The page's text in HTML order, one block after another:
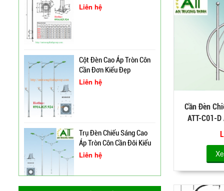
Liên hệ
Cột Đèn Cao Áp Tròn Côn
Cần Đơn Kiểu Đẹp
Liên hệ
Trụ Đèn Chiếu Sáng Cao
Áp Tròn Côn Cần Đôi Kiểu
K212
Liên hệ
Trụ Đèn Tín Hiệu Chớp
Vàng Năng Lượng Mặt
Trời Tại Bình Định
Cung Cấp Cột Đèn Chiếu
Sáng Cao Áp Tại TP. Tam
Kỳ
Xây Dựng Trung Tâm Quản
Lý Và Điều Hành Hệ Thống
Cần Đèn
ATT-C01-